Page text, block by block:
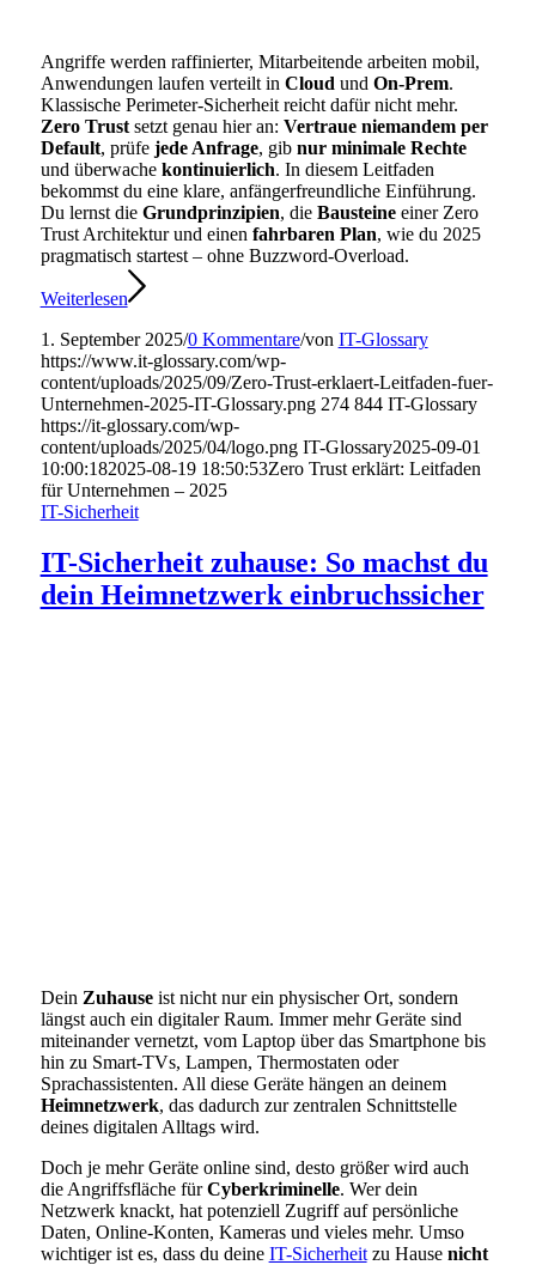
Angriffe werden raffinierter, Mitarbeitende arbeiten mobil,
Anwendungen laufen verteilt in Cloud und On-Prem.
Klassische Perimeter-Sicherheit reicht dafür nicht mehr.
Zero Trustsetzt genau hier an: Vertraue niemandem per
Default, prüfe jede Anfrage, gib nur minimale Rechte
und überwache kontinuierlich. In diesem Leitfaden
bekommst du eine klare, anfängerfreundliche Einführung.
Du lernst die Grundprinzipien, die Bausteineeiner Zero
Trust Architektur und einen fahrbaren Plan, wie du 2025
pragmatisch startest – ohne Buzzword-Overload.
Weiterlesen
1. September 2025/0 Kommentare/von IT-Glossary
https://www.it-glossary.com/wp-
content/uploads/2025/09/Zero-Trust-erklaert-Leitfaden-fuer-
Unternehmen-2025-IT-Glossary.png 274 844 IT-Glossary
https://it-glossary.com/wp-
content/uploads/2025/04/logo.png IT-Glossary2025-09-01
10:00:182025-08-19 18:50:53Zero Trust erklärt: Leitfaden
für Unternehmen – 2025
IT-Sicherheit
IT-Sicherheit zuhause: So machst du
dein Heimnetzwerk einbruchssicher
Dein Zuhauseist nicht nur ein physischer Ort, sondern
längst auch ein digitaler Raum. Immer mehr Geräte sind
miteinander vernetzt, vom Laptop über das Smartphone bis
hin zu Smart-TVs, Lampen, Thermostaten oder
Sprachassistenten. All diese Geräte hängen an deinem
Heimnetzwerk, das dadurch zur zentralen Schnittstelle
deines digitalen Alltags wird.
Doch je mehr Geräte online sind, desto größer wird auch
die Angriffsfläche fürCyberkriminelle. Wer dein
Netzwerk knackt, hat potenziell Zugriff auf persönliche
Daten, Online-Konten, Kameras und vieles mehr. Umso
wichtiger ist es, dass du deine IT-Sicherheitzu Hause nicht